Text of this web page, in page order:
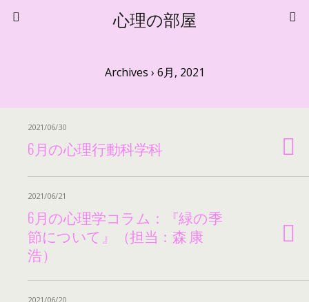
心理の部屋
Archives › 6月, 2021
2021/06/30
6月の心理行動科学科
2021/06/21
6月の心理学コラム：『緑の季
節について』（担当：森 康
浩）
2021/06/20